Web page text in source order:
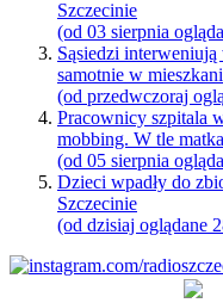
Szczecinie
(od 03 sierpnia
Sąsiedzi
samotnie w
(od przedwczoraj
Pracownicy szpitala
mobbing. W tle
(od 05 sierpnia
Dzieci wpadły do
Szczecinie
(od dzisiaj oglądane